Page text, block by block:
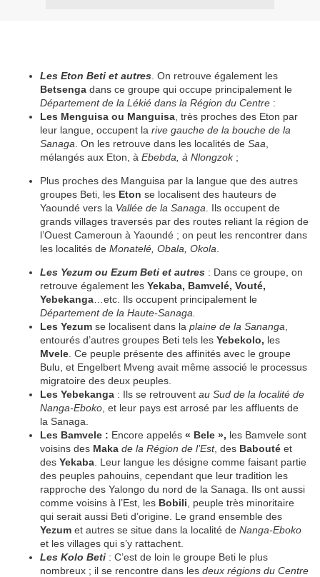
Les Eton Beti et autres . On retrouve également les
Betsenga dans ce groupe qui occupe principalement le
Département de la Lékié dans la Région du Centre :
Les Menguisa ou Manguisa , très proches des Eton par
leur langue, occupent la rive gauche de la bouche de la
Sanaga . On les retrouve dans les localités de Saa
mélangés aux Eton, à Ebebda, à Nlongzok;
Plus proches des Manguisa par la langue que des autres
groupes Beti, les Eton se localisent des hauteurs de
Yaoundé vers la Vallée de la Sanaga . Ils occupent de
grands villages traversés par des routes reliant la région de
l’Ouest Cameroun à Yaoundé ; on peut les rencontrer dans
les localités de Monatelé, Obala, Okola
Les Yezum ou Ezum Beti et autres : Dans ce groupe, on
retrouve également les Yekaba, Bamvelé, Vouté,
Yebekanga …etc. Ils occupent principalement le
Département de la Haute-Sanaga.
Les Yezum se localisent dans la plaine de la Sananga
entourés d’autres groupes Beti tels les Yebekolo, les
Mvele . Ce peuple présente des affinités avec le groupe
Bulu, et Engelbert Mveng avait même associé le processus
migratoire des deux peuples.
Les Yebekanga : Ils se retrouvent au Sud de la localité de
Nanga-Eboko , et leur pays est arrosé par les affluents de
la Sanaga.
Les Bamvele : Encore appelés « Bele », les Bamvele sont
voisins des Maka de la Région de l’Est, des Babouté et
des Yekaba . Leur langue les désigne comme faisant partie
des peuples pahouins, cependant que leur tradition les
rapproche des Yalongo du nord de la Sanaga. Ils ont aussi
comme voisins à l’Est, les Bobili , peuple très minoritaire
qui serait aussi Beti d’origine. Le grand ensemble des
Yezum et autres se situe dans la localité de Nanga-Eboko
et les villages qui s’y rattachent.
Les Kolo Beti : C’est de loin le groupe Beti le plus
nombreux ; il se rencontre dans les deux régions du Centre